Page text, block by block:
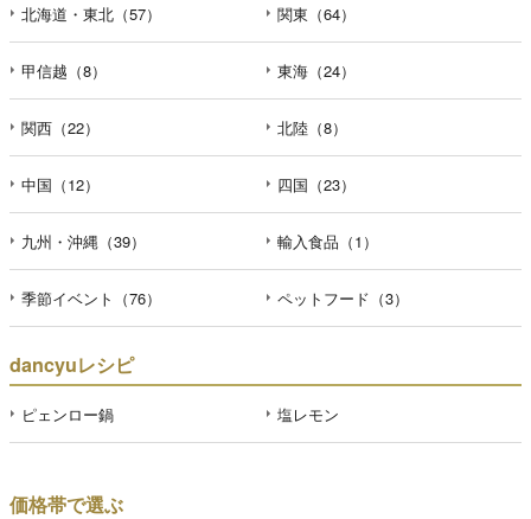
北海道・東北（57） 関東（64）
甲信越（8） 東海（24）
関西（22） 北陸（8）
中国（12） 四国（23）
九州・沖縄（39） 輸入食品（1）
季節イベント（76） ペットフード（3）
dancyuレシピ
ピェンロー鍋 塩レモン
価格帯で選ぶ